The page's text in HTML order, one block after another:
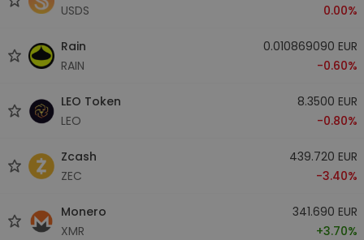
USDS
0.00%
Rain
RAIN
0.010869090 EUR
-0.60%
LEO Token
LEO
8.3500 EUR
-0.80%
Zcash
ZEC
439.720 EUR
-3.40%
Monero
XMR
341.690 EUR
+3.70%